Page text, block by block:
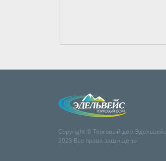
Copyright © Торговый дом Эдельвейс
2023 Все права защищены